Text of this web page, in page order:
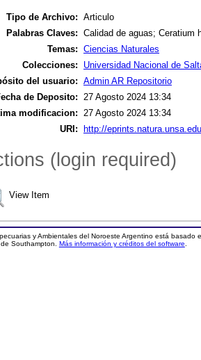
Tipo de Archivo: Articulo
Palabras Claves: Calidad de aguas; Ceratium
Temas: Ciencias Naturales
Colecciones:
Universidad Nacional de
del usuario: Admin AR Repositorio
de Deposito: 27 Agosto 2024 13:34
modificacion:
27 Agosto 2024 13:34
URI:
http://
(login required)
View Item
y Ambientales del Noroeste Argentino está basado
Southampton. Más información y créditos del software